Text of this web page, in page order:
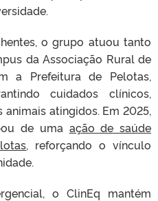
o grupo atuou tanto
da Associação Rural de
a Prefeitura de Pelotas,
cuidados clínicos,
atingidos. Em 2025,
de uma ação de saúde
, reforçando o vínculo
o ClinEq mantém